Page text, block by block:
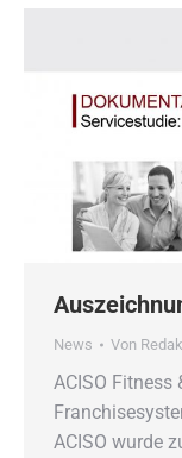
News Von
ACISO Fitness
ACISO wurde